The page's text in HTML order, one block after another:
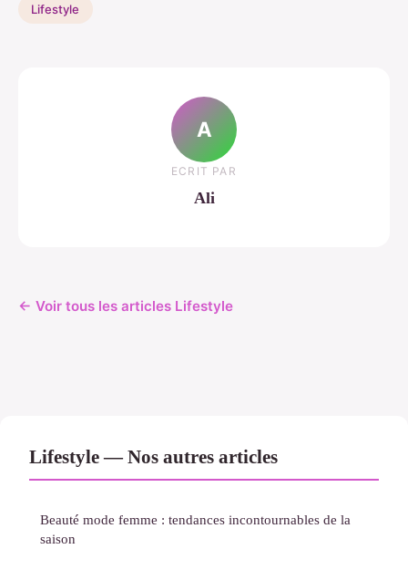
Lifestyle
A
ECRIT PAR
Ali
← Voir tous les articles Lifestyle
Lifestyle — Nos autres articles
Beauté mode femme : tendances incontournables de la
saison